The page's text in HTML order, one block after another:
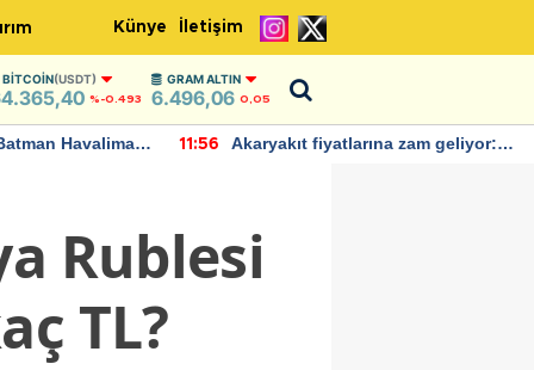
Künye İletişim
BITCOIN(USDT)
%-0.493
GRAM ALTIN
6.496,06 0,05
Havalimanı
11:56
Akaryakıt fiyatlarına zam geliyor:
Rublesi
TL?